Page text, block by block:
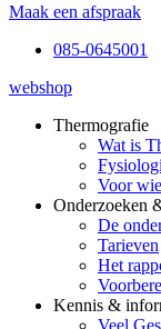
Maak een afspraak
085-0645001
webshop
Thermografie
Wat is
Voor
Onderzoeken
De
Tarieven
Het
Kennis &
Veel